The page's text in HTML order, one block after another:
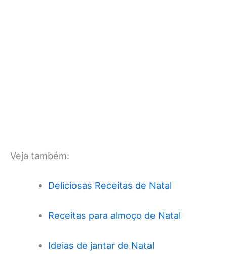
Veja também:
Deliciosas Receitas de Natal
Receitas para almoço de Natal
Ideias de jantar de Natal